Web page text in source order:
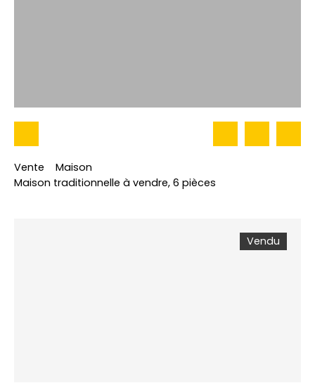
Vente
Maison
Maison traditionnelle à vendre, 6 pièces
Vendu